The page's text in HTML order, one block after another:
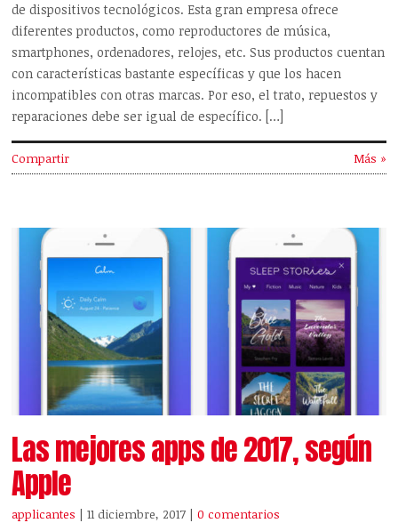
de dispositivos tecnológicos. Esta gran empresa ofrece
diferentes productos, como reproductores de música,
smartphones, ordenadores, relojes, etc. Sus productos cuentan
con características bastante específicas y que los hacen
incompatibles con otras marcas. Por eso, el trato, repuestos y
reparaciones debe ser igual de específico. […]
Compartir Más »
Las mejores apps de 2017, según
Apple
applicantes | 11 diciembre, 2017 |0 comentarios